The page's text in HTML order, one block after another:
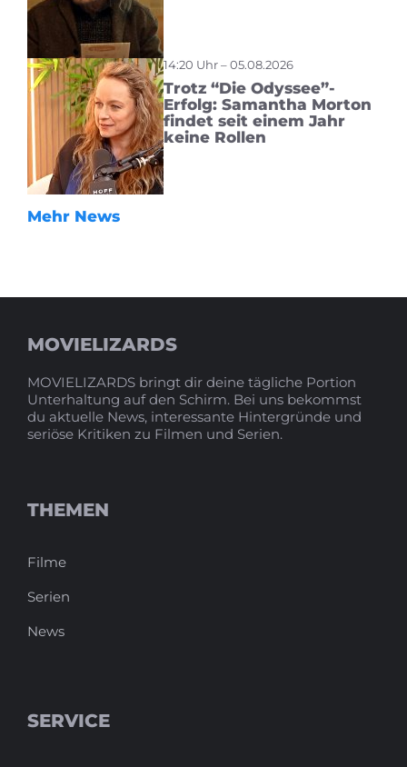
14:20 Uhr – 05.08.2026
Trotz “Die Odyssee”-
Erfolg: Samantha Morton
findet seit einem Jahr
keine Rollen
Mehr News
MOVIELIZARDS
MOVIELIZARDS bringt dir deine tägliche Portion
Unterhaltung auf den Schirm. Bei uns bekommst
du aktuelle News, interessante Hintergründe und
seriöse Kritiken zu Filmen und Serien.
THEMEN
Filme
Serien
News
SERVICE